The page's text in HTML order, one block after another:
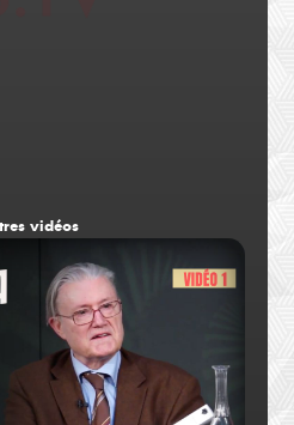
vidéos